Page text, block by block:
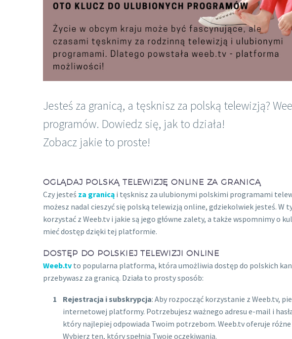
Jesteś za granicą, a tęsknisz za polską telewizją?
programów. Dowiedz się, jak to działa!
Zobacz jakie to proste!
OGLĄDAJ POLSKĄ TELEWIZJĘ ONLINE ZA GRANICĄ
Czy jesteś za granicą i tęsknisz za ulubionymi polskimi programami
możesz nadal cieszyć się polską telewizją online, gdziekolwiek jesteś. W
korzystać z Weeb.tv i jakie są jego główne zalety, a także wspomnimy o
mieć dostęp dzięki tej platformie.
DOSTĘP DO POLSKIEJ TELEWIZJI ONLINE
Weeb.tv to popularna platforma, która umożliwia dostęp do polskich
przebywasz za granicą. Działa to prosty sposób:
Rejestracja i subskrypcja: Aby rozpocząć korzystanie z Weeb.tv,
internetowej platformy. Potrzebujesz ważnego adresu e-mail i
który najlepiej odpowiada Twoim potrzebom. Weeb.tv oferuje
Wybierz ten, który spełnia Twoje oczekiwania.